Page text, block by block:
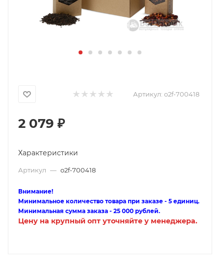
Артикул: o2f-700418
2 079 ₽
Характеристики
Артикул — o2f-700418
Внимание!
Минимальное количество товара при заказе - 5 единиц.
Минимальная сумма заказа - 25 000 рублей.
Цену на крупный опт уточняйте у менеджера.